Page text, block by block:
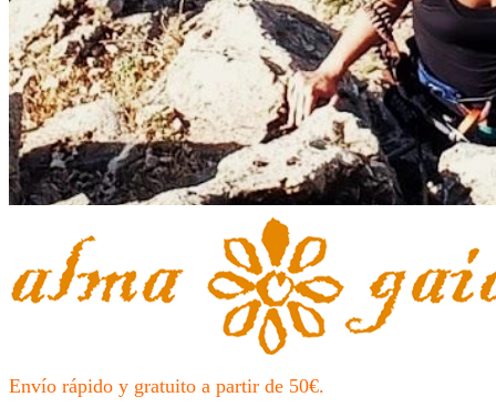
Envío rápido y gratuito a partir de 50€.